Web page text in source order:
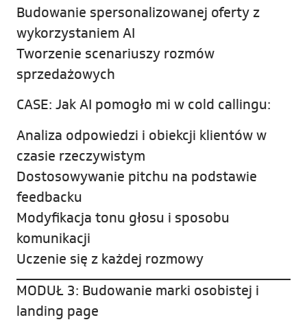
Budowanie spersonalizowanej oferty z
wykorzystaniem AI
Tworzenie scenariuszy rozmów
sprzedażowych
CASE: Jak AI pomogło mi w cold callingu:
Analiza odpowiedzi i obiekcji klientów w
czasie rzeczywistym
Dostosowywanie pitchu na podstawie
feedbacku
Modyfikacja tonu głosu i sposobu
komunikacji
Uczenie się z każdej rozmowy
MODUŁ 3: Budowanie marki osobistej i
landing page